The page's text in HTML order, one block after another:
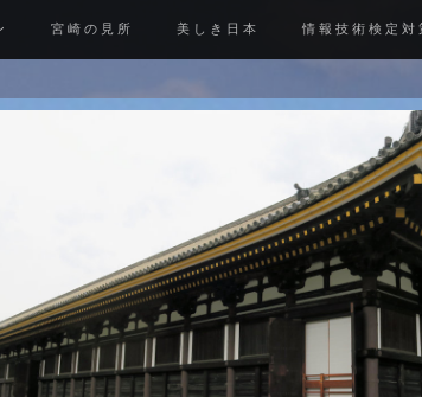
宮崎の見所 美しき日本 情報技術検定対